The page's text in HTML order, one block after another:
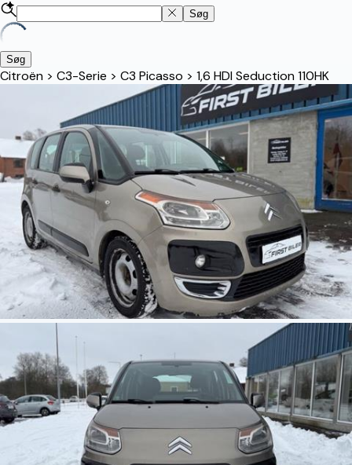
Søg
Søg
Citroën > C3-Serie > C3 Picasso > 1,6 HDI Seduction 110HK